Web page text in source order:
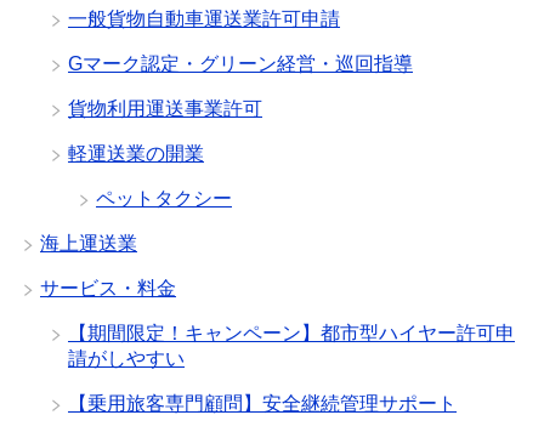
一般貨物自動車運送業許可申請
Gマーク認定・グリーン経営・巡回指導
貨物利用運送事業許可
軽運送業の開業
ペットタクシー
海上運送業
サービス・料金
【期間限定！キャンペーン】都市型ハイヤー許可申
請がしやすい
【乗用旅客専門顧問】安全継続管理サポート